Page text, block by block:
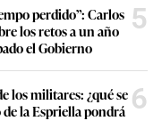
perdido”: Carlos
los retos a un año
el Gobierno
5
los militares: ¿qué se
la Espriella pondrá 6